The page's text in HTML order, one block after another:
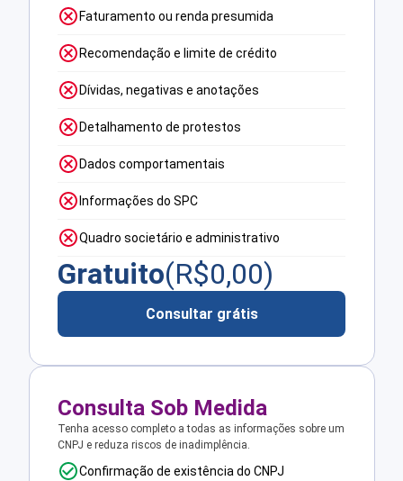
Faturamento ou renda presumida
Recomendação e limite de crédito
Dívidas, negativas e anotações
Detalhamento de protestos
Dados comportamentais
Informações do SPC
Quadro societário e administrativo
Gratuito(R$0,00)
Consultar grátis
Consulta Sob Medida
Tenha acesso completo a todas as informações sobre um
CNPJ e reduza riscos de inadimplência.
Confirmação de existência do CNPJ